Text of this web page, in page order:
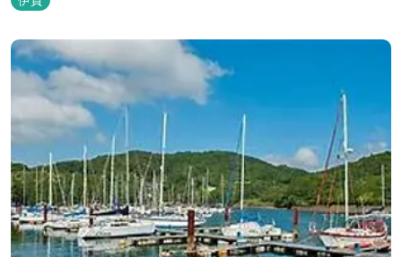
広々とした空間とたっぷりのお湯が魅力の「大浴場」、高原の景色
を満喫できる「露天風呂」、さらに「ミストサウナ」の合計4種の
お湯をお楽しみいただけま...